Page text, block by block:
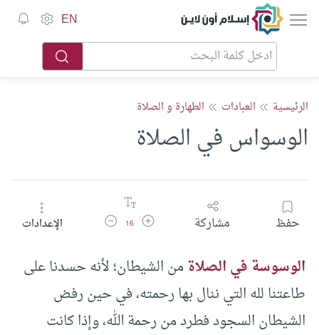
إسلام أون لاين EN
الرئيسية العبادات الطهارة و الصلاة
الوسواس في الصلاة
حفظ مشاركة زيادة حجم الخط
16 تقليل حجم الخطالإعدادات
الوسوسة في الصلاةمن الشيطان؛ لأنه حسدنا على
طاعتنا لله التي ننال بها رحمته، في حين رفض
الشيطان السجود فطرد من رحمة الله، وإذا كانت